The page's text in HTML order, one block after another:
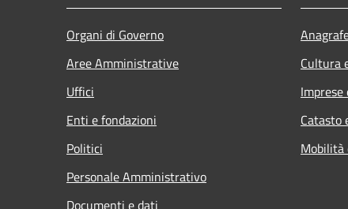
Organi di Governo
Aree Amministrative
Uffici
Enti e fondazioni
Politici
Personale Amministrativo
Cultura
Imprese
Catasto